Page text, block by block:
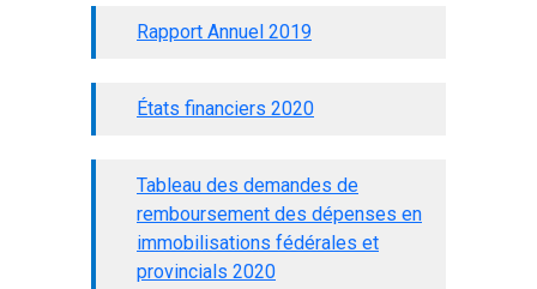
Rapport Annuel 2019
États financiers 2020
Tableau des demandes de
remboursement des dépenses en
immobilisations fédérales et
provincials 2020